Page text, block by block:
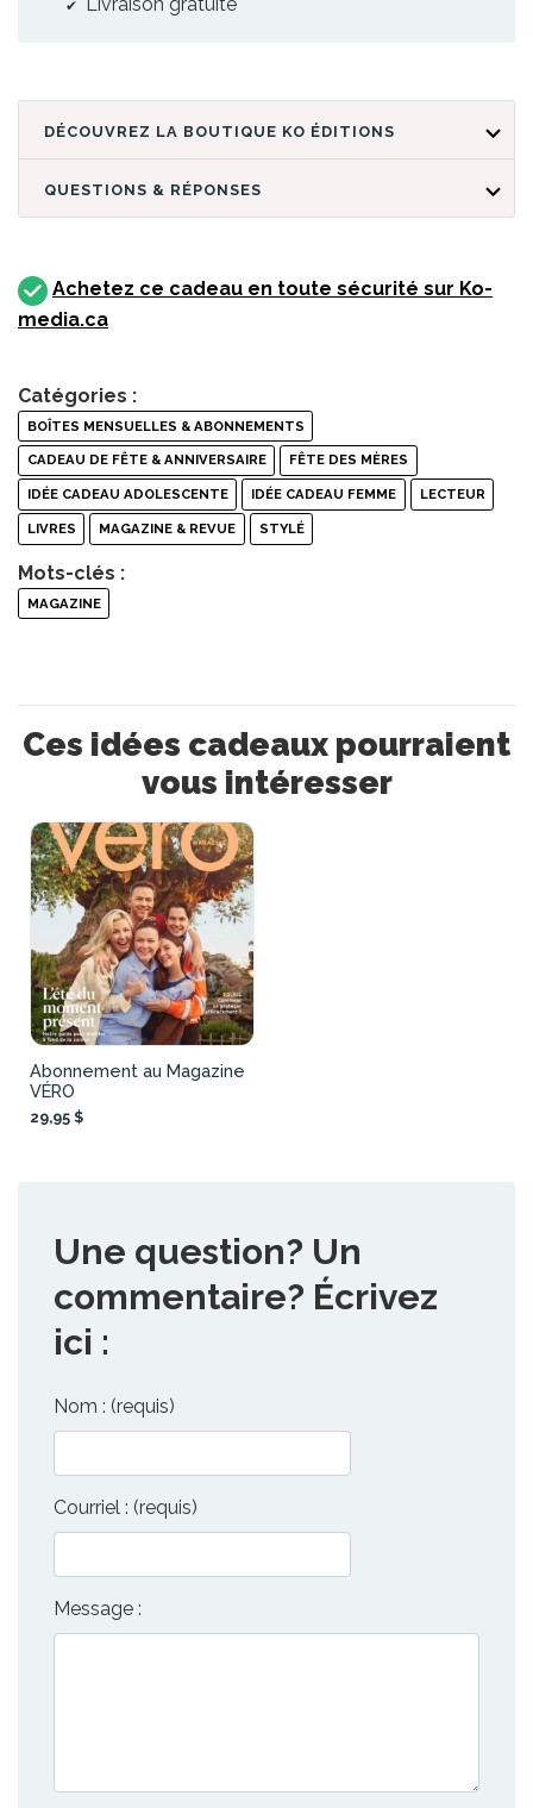
Livraison gratuite
DÉCOUVREZ LA BOUTIQUE KO ÉDITIONS
QUESTIONS & RÉPONSES
Achetez ce cadeau en toute sécurité sur Ko-
media.ca
Catégories :
BOÎTES MENSUELLES & ABONNEMENTS
CADEAU DE FÊTE & ANNIVERSAIRE FÊTE DES MÈRES
IDÉE CADEAU ADOLESCENTE IDÉE CADEAU FEMME LECTEUR
LIVRES MAGAZINE & REVUE STYLÉ
Mots-clés :
MAGAZINE
Ces idées cadeaux pourraient
vous intéresser
Abonnement au Magazine
VÉRO
29,95 $
Une question? Un
commentaire? Écrivez
ici :
Nom : (requis)
Courriel : (requis)
Message :